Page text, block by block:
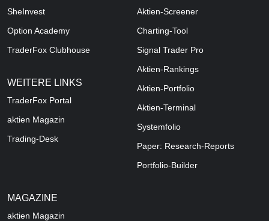
SheInvest
Option Academy
TraderFox Clubhouse
WEITERE LINKS
TraderFox Portal
aktien Magazin
Trading-Desk
Aktien-Screener
Charting-Tool
Signal Trader Pro
Aktien-Rankings
Aktien-Portfolio
Aktien-Terminal
Systemfolio
Paper: Research-Reports
Portfolio-Builder
MAGAZINE
aktien Magazin